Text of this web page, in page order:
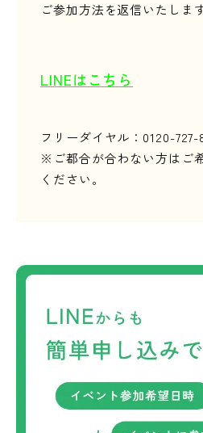
ご参加方法を返信いたします
LINEはこちら
フリーダイヤル：0120-727-
※ご都合が合わない方はご
ください。